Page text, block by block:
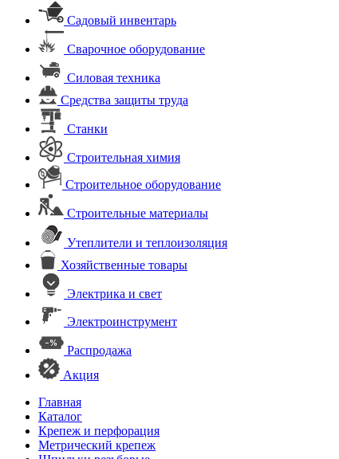
Садовый инвентарь
Сварочное оборудование
Силовая техника
Средства защиты труда
Станки
Строительная химия
Строительное оборудование
Строительные материалы
Утеплители и теплоизоляция
Хозяйственные товары
Электрика и свет
Электроинструмент
Распродажа
Акция
Главная
Каталог
Крепеж и перфорация
Метрический крепеж